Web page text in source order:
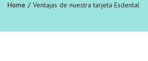
Home Ventajas de nuestra tarjeta Esdental